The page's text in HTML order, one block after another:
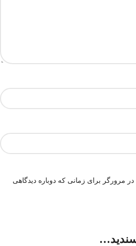
مرورگر برای زمانی که دوباره دیدگاهی